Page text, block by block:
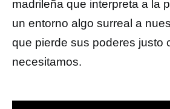
madrileña que interpreta a la
un entorno algo surreal a
que pierde sus poderes justo
necesitamos.